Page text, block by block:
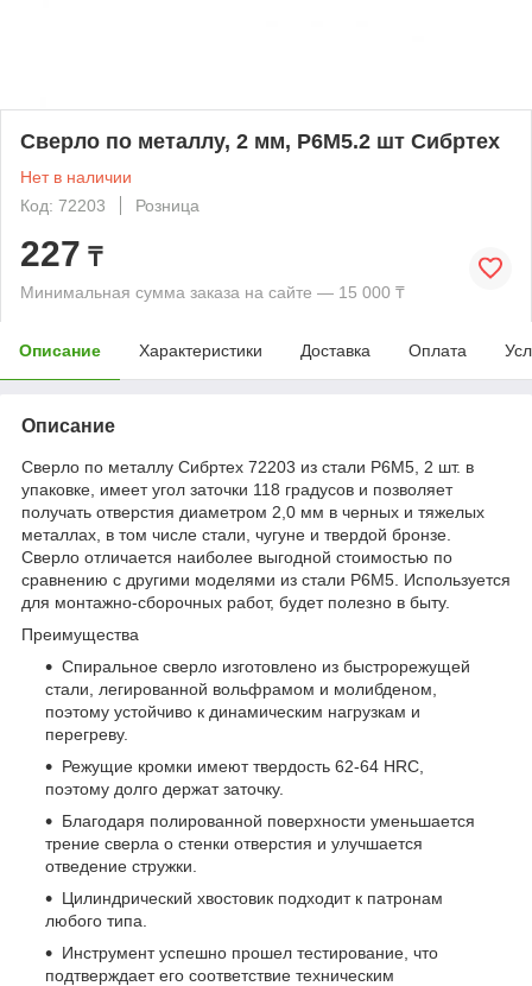
Сверло по металлу, 2 мм, Р6М5.2 шт Сибртех
Нет в наличии
Код: 72203
Розница
227 ₸
Минимальная сумма заказа на сайте — 15 000 ₸
Описание Характеристики Доставка Оплата
Описание
Сверло по металлу Сибртех 72203 из стали P6M5, 2 шт. в
упаковке, имеет угол заточки 118 градусов и позволяет
получать отверстия диаметром 2,0 мм в черных и тяжелых
металлах, в том числе стали, чугуне и твердой бронзе.
Сверло отличается наиболее выгодной стоимостью по
сравнению с другими моделями из стали P6M5. Используется
для монтажно-сборочных работ, будет полезно в быту.
Преимущества
Спиральное сверло изготовлено из быстрорежущей
стали, легированной вольфрамом и молибденом,
поэтому устойчиво к динамическим нагрузкам и
перегреву.
Режущие кромки имеют твердость 62-64 HRC,
поэтому долго держат заточку.
Благодаря полированной поверхности уменьшается
трение сверла о стенки отверстия и улучшается
отведение стружки.
Цилиндрический хвостовик подходит к патронам
любого типа.
Инструмент успешно прошел тестирование, что
подтверждает его соответствие техническим